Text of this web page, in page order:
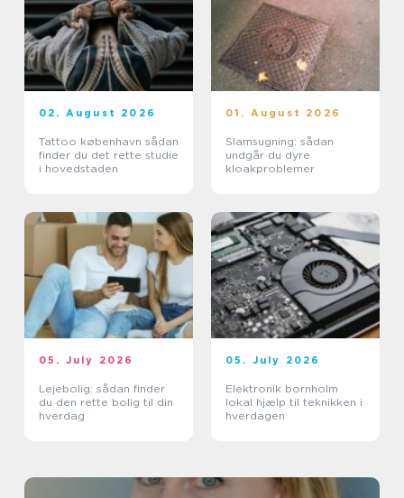
02. August 2026
Tattoo københavn sådan
finder du det rette studie
i hovedstaden
01. August 2026
Slamsugning: sådan
undgår du dyre
kloakproblemer
05. July 2026
Lejebolig: sådan finder
du den rette bolig til din
hverdag
05. July 2026
Elektronik bornholm
lokal hjælp til teknikken i
hverdagen